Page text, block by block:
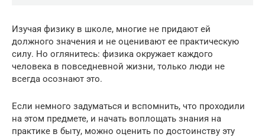
Изучая физику в школе, многие не придают ей
должного значения и не оценивают ее практическую
силу. Но оглянитесь: физика окружает каждого
человека в повседневной жизни, только люди не
всегда осознают это.
Если немного задуматься и вспомнить, что проходили
на этом предмете, и начать воплощать знания на
практике в быту, можно оценить по достоинству эту